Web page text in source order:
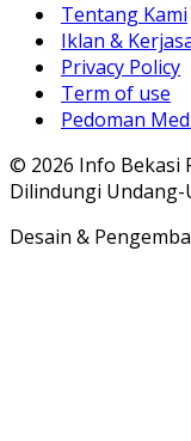
Tentang Kami
Iklan &
Privacy Policy
Term of use
Pedoman
© 2026 Info Bekasi
Dilindungi Undang-
Desain &